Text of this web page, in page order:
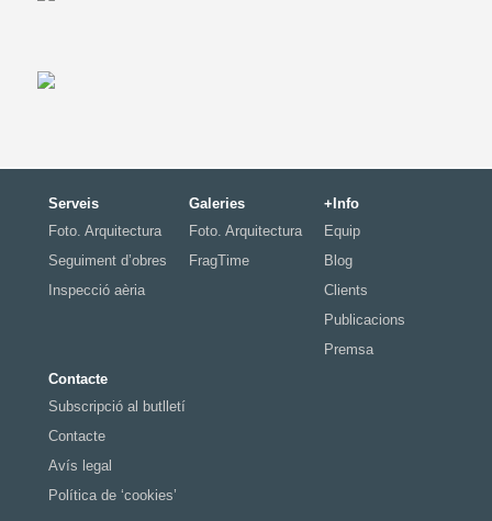
Serveis
Foto. Arquitectura
Seguiment d’obres
Inspecció aèria
Galeries
Foto. Arquitectura
FragTime
+Info
Equip
Blog
Clients
Publicacions
Premsa
Contacte
Subscripció al butlletí
Contacte
Avís legal
Política de ‘cookies’